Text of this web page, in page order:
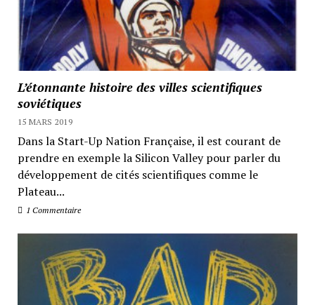
L’étonnante histoire des villes scientifiques
soviétiques
15 MARS 2019
Dans la Start-Up Nation Française, il est courant de
prendre en exemple la Silicon Valley pour parler du
développement de cités scientifiques comme le
Plateau...
1 Commentaire